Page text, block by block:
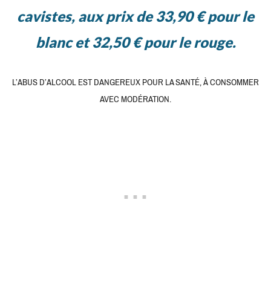
cavistes, aux prix de 33,90 € pour le
blanc et 32,50 € pour le rouge.
L’ABUS D’ALCOOL EST DANGEREUX POUR LA SANTÉ, À CONSOMMER
AVEC MODÉRATION.